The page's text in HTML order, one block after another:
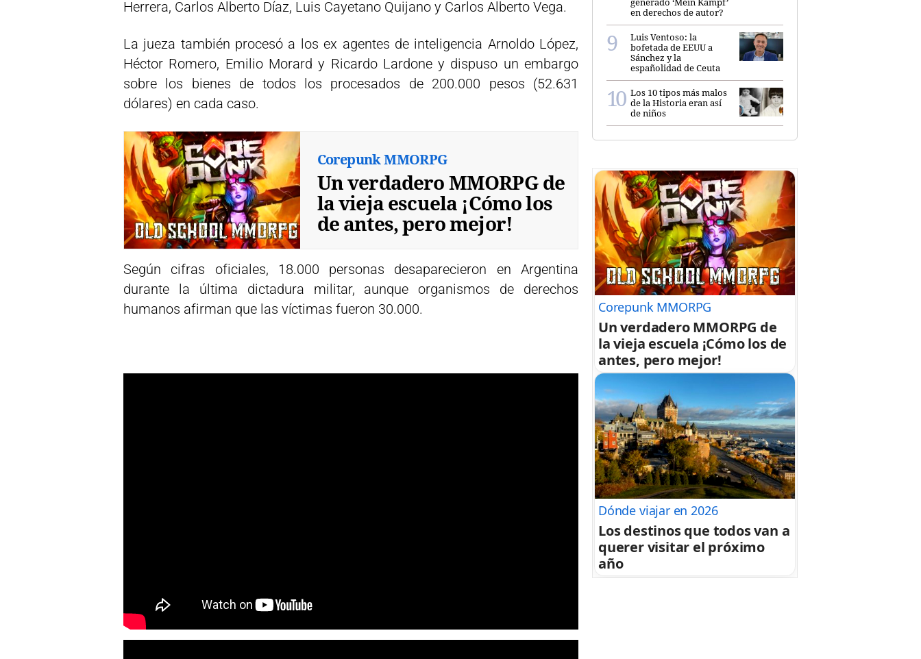
Herrera, Carlos Alberto Díaz, Luis Cayetano Quijano y Carlos Alberto Vega.
La jueza también procesó a los ex agentes de inteligencia Arnoldo López,
Héctor Romero, Emilio Morard y Ricardo Lardone y dispuso un embargo
sobre los bienes de todos los procesados de 200.000 pesos (52.631
dólares) en cada caso.
Corepunk MMORPG
Un verdadero MMORPG de
la vieja escuela ¡Cómo los
de antes, pero mejor!
Según cifras oficiales, 18.000 personas desaparecieron en Argentina
durante la última dictadura militar, aunque organismos de derechos
humanos afirman que las víctimas fueron 30.000.
en derechos de autor?
Luis Ventoso: la
bofetada de EEUU a
Sánchez y la
españolidad de Ceuta
Los 10 tipos más malos
de la Historia eran así
de niños
Corepunk MMORPG
Un verdadero MMORPG de
la vieja escuela ¡Cómo los de
antes, pero mejor!
Dónde viajar en 2026
Los destinos que todos van a
querer visitar el próximo
año